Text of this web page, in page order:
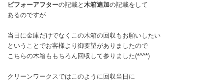
ビフォーアフターの記載と 木箱追加の記載をして
あるのですが
当日に金庫だけでなくこの木箱の回収もお願いしたい
ということでお客様より御要望がありましたので
こちらの木箱ももちろん回収して参りました(*^^*)
クリーンワークスではこのように回収当日に